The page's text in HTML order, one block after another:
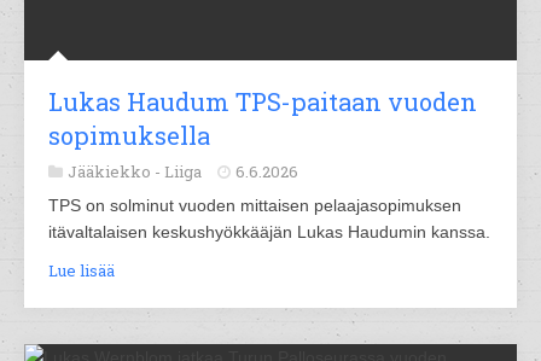
Lukas Haudum TPS-paitaan vuoden
sopimuksella
Jääkiekko - Liiga 6.6.2026
TPS on solminut vuoden mittaisen pelaajasopimuksen
itävaltalaisen keskushyökkääjän Lukas Haudumin kanssa.
Lue lisää